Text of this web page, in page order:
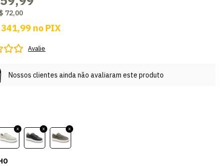
72,00
341,99 no PIX
Avalie
Nossos clientes ainda não avaliaram este produto